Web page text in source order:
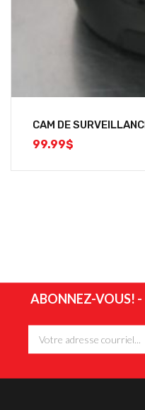
CAM DE
99.99$
ABONNEZ-VOUS! -